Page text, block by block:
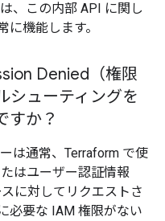
、この内部 API に関し
機能します。
Denied（権限
シューティングを
すか？
は通常、Terraform で使
はユーザー認証情報
に対してリクエストさ
必要な IAM 権限がない